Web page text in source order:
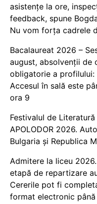
asistențe la ore,
feedback, spune
Nu vom forța cadrele
Bacalaureat 2026 –
august, absolvenții de
obligatorie a
Accesul în sală este
ora 9
Festivalul de
APOLODOR 2026.
Bulgaria și Republica
Admitere la liceu
etapă de repartizare
Cererile pot fi
format electronic până